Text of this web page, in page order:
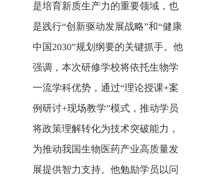
是培育新质生产力的重要领域，也
是践行“创新驱动发展战略”和“健康
中国2030”规划纲要的关键抓手。他
强调，本次研修学校将依托生物学
一流学科优势，通过“理论授课+案
例研讨+现场教学”模式，推动学员
将政策理解转化为技术突破能力，
为推动我国生物医药产业高质量发
展提供智力支持。他勉励学员以问